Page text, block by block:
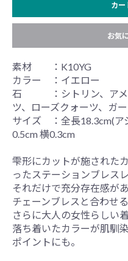
カー
お気
素材 ：K10YG
カラー ：イエロー
石 ：シトリン、アメ
ツ、ローズクォーツ、ガ
サイズ ：全長18.3cm(ア
0.5cm 横0.3cm
雫形にカットが施された
ったステーションブレスレ
それだけで充分存在感が
チェーンブレスと合わせ
さらに大人の女性らしい
落ち着いたカラーが肌馴
ポイントにも。